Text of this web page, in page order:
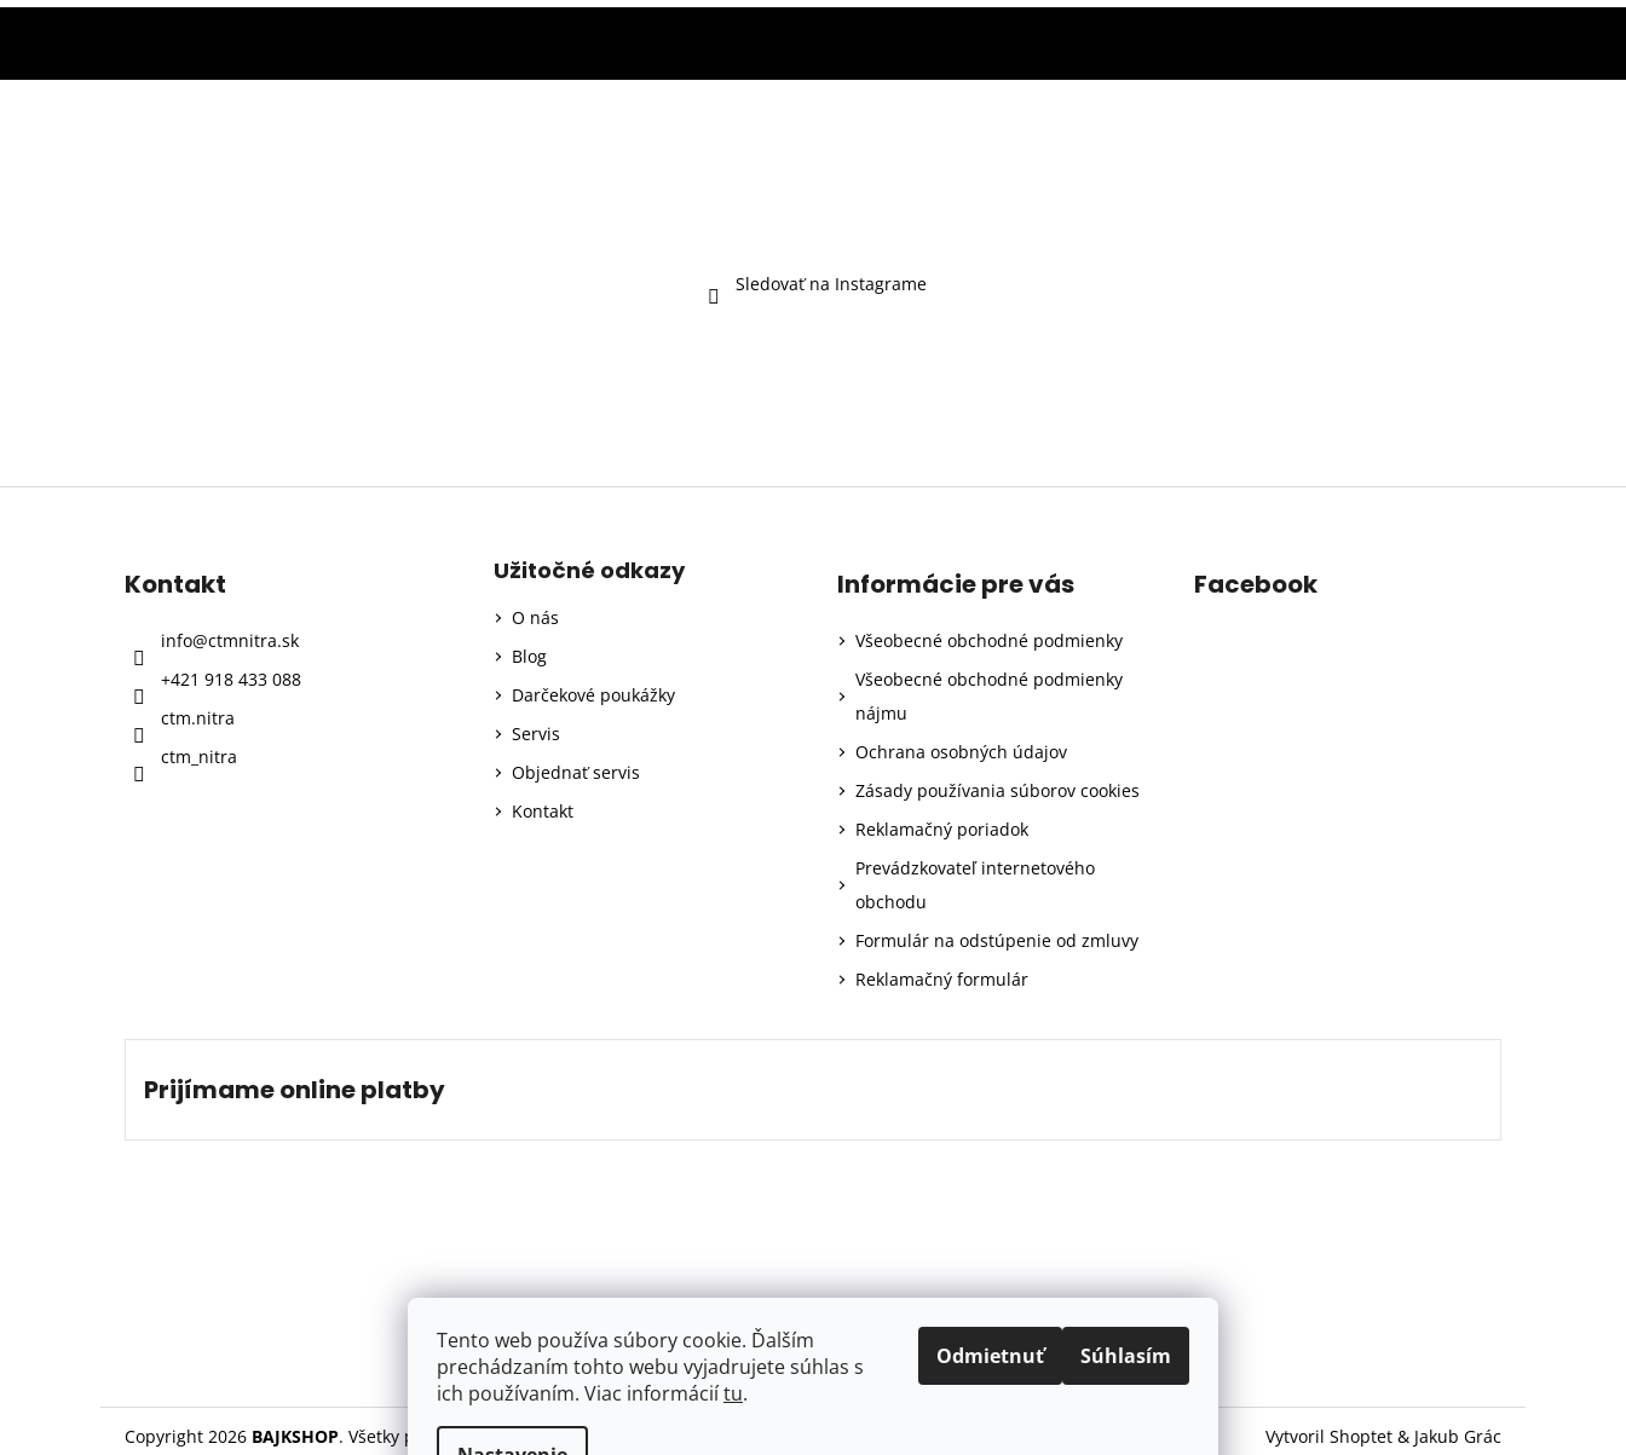
Tento web používa súbory cookie. Ďalším
prechádzaním tohto webu vyjadrujete súhlas s
ich používaním. Viac informáciítu.
Odmietnuť Súhlasím
Sledovať na Instagrame
Z
Kontakt
info@ctmnitra.sk
+421 918 433 088
ctm.nitra
ctm_nitra
Užitočné odkazy
O nás
Blog
Darčekové poukážky
Servis
Objednať servis
Kontakt
Informácie pre vás
Všeobecné obchodné podmienky
Všeobecné obchodné podmienky
nájmu
Ochrana osobných údajov
Zásady používania súborov cookies
Reklamačný poriadok
Prevádzkovateľ internetového
obchodu
Formulár na odstúpenie od zmluvy
Reklamačný formulár
Facebook
Prijímame online platby
Vytvoril Shoptet & Jakub Grác
Copyright 2026 BAJKSHOP. Všetky práva vyhradené.